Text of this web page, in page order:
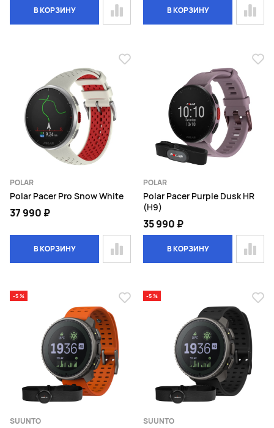
В КОРЗИНУ В КОРЗИНУ
POLAR
Polar Pacer Pro Snow White
37 990 ₽
В КОРЗИНУ
POLAR
Polar Pacer Purple Dusk HR
(H9)
35 990 ₽
В КОРЗИНУ
-5 %
SUUNTO
-5 %
SUUNTO